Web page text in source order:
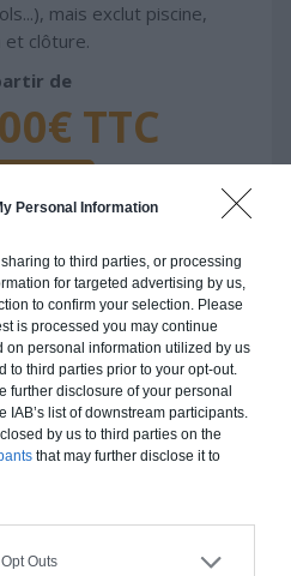
Personal Information
to third parties, or processing
for targeted advertising by us,
to confirm your selection. Please
is processed you may continue
personal information utilized by us
to third parties prior to your opt-out.
further disclosure of your personal
list of downstream participants.
by us to third parties on the
that may further disclose it to
Outs
mais exclut piscine,
et clôture.
de
TTC
ossature bois
: Fondations et normes
en ossature bois isolé.
Le prix "clé en main"
second oeuvre (cuisine,
exclut piscine, jardin et